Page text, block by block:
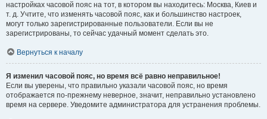
настройках часовой пояс на тот, в котором вы находитесь: Москва, Киев и
т. д. Учтите, что изменять часовой пояс, как и большинство настроек,
могут только зарегистрированные пользователи. Если вы не
зарегистрированы, то сейчас удачный момент сделать это.
Вернуться к началу
Я изменил часовой пояс, но время всё равно неправильное!
Если вы уверены, что правильно указали часовой пояс, но время
отображается по-прежнему неверное, значит, неправильно установлено
время на сервере. Уведомите администратора для устранения проблемы.